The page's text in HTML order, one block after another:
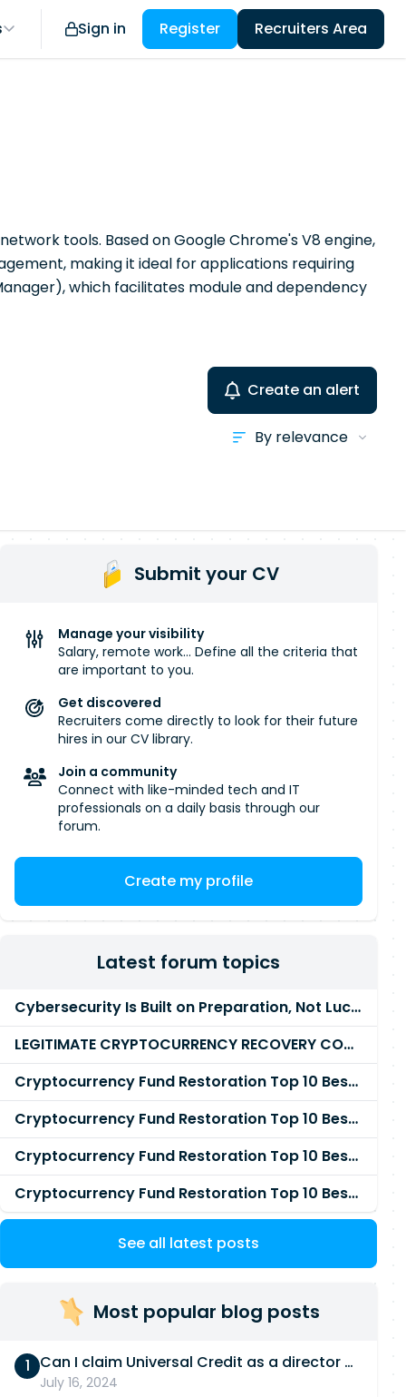
Sign in Register Recruiters Area
tools. Based on Google Chrome's V8 engine,
making it ideal for applications requiring
which facilitates module and dependency
Create an alert
Submit your CV
Manage your visibility
Salary, remote work... Define all the criteria that
are important to you.
Get discovered
Recruiters come directly to look for their future
hires in our CV library.
Join a community
Connect with like-minded tech and IT
professionals on a daily basis through our
forum.
Create my profile
Latest forum topics
Cybersecurity Is Built on Preparation, Not LuckK
LEGITIMATE CRYPTOCURRENCY RECOVERY COMPANY IN THE WORLD - PYRAMID HACK SOLUTION
Cryptocurrency Fund Restoration Top 10 Best & Unrivaled Certified Cryptocurrency Recovery Agency
Cryptocurrency Fund Restoration Top 10 Best & Unrivaled Certified Cryptocurrency Recovery Expert
Cryptocurrency Fund Restoration Top 10 Best & Unrivaled Certified Cryptocurrency Recovery Service
Cryptocurrency Fund Restoration Top 10 Best & Unrivaled Certified Cryptocurrency Recovery Company
See all latest posts
Most popular blog posts
Can I claim Universal Credit as a director of a limited company in 2026/27?
July 16, 2024